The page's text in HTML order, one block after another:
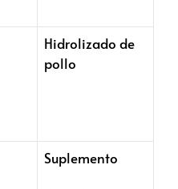
Hidrolizado de
pollo
Suplemento